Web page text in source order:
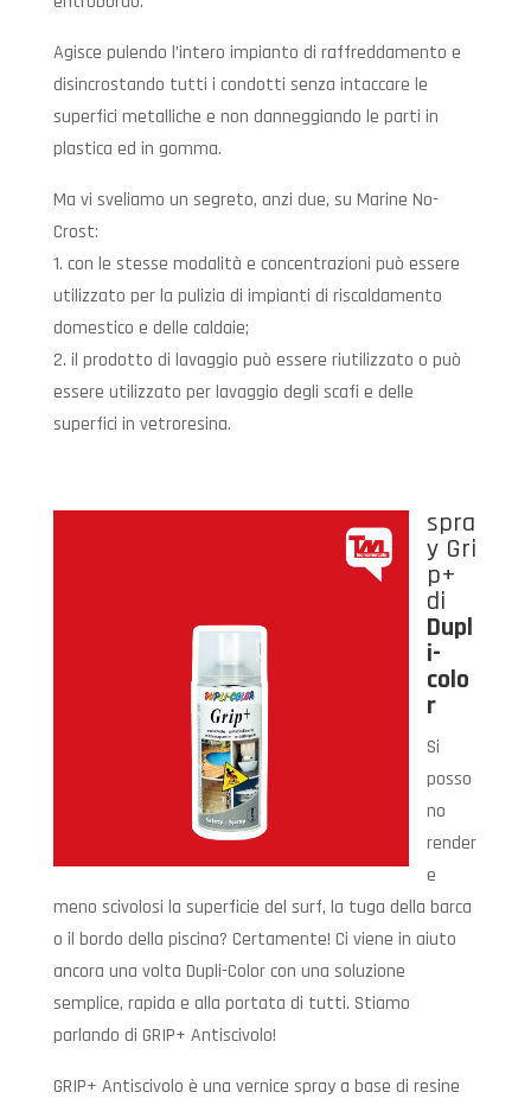
Agisce pulendo l’intero impianto di raffreddamento e
disincrostando tutti i condotti senza intaccare le
superfici metalliche e non danneggiando le parti in
plastica ed in gomma.
Ma vi sveliamo un segreto, anzi due, su Marine No-
Crost:
1. con le stesse modalità e concentrazioni può essere
utilizzato per la pulizia di impianti di riscaldamento
domestico e delle caldaie;
2. il prodotto di lavaggio può essere riutilizzato o può
essere utilizzato per lavaggio degli scafi e delle
superfici in vetroresina.
spra
y Gri
p+
di
Dupl
i-
colo
r
Si
posso
no
render
e
meno scivolosi la superficie del surf, la tuga della barca
o il bordo della piscina? Certamente! Ci viene in aiuto
ancora una volta Dupli-Color con una soluzione
semplice, rapida e alla portata di tutti. Stiamo
parlando di GRIP+ Antiscivolo!
GRIP+ Antiscivolo è una vernice spray a base di resine